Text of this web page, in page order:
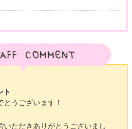
ト
とうございます！
いただきありがとうございまし